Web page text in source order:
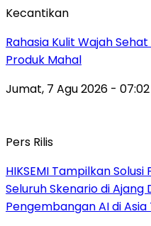
Kecantikan
Rahasia Kulit Wajah
Produk Mahal
Jumat, 7 Agu 2026 - 07:02
Pers Rilis
HIKSEMI Tampilkan
Seluruh Skenario di Ajang
Pengembangan AI di